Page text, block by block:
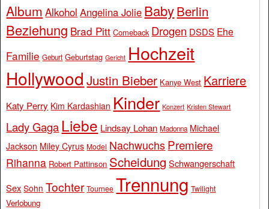
Album Alkohol Angelina Jolie BabyBerlin
Beziehung Brad Pitt Comeback Drogen DSDS Ehe
Familie Geburt Geburtstag Gericht Hochzeit
Hollywood Justin Bieber Kanye West Karriere
Katy Perry Kim Kardashian Kinder Konzert Kristen Stewart
Lady Gaga Liebe Lindsay Lohan Madonna Michael
Jackson Miley Cyrus Model Nachwuchs Premiere
Rihanna Robert Pattinson Scheidung Schwangerschaft
Sex Sohn Tochter Tournee Trennung Twilight
Verlobung